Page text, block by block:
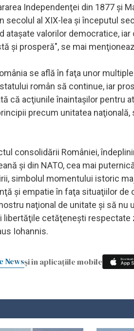
Independenţei din 1877 şi
al XIX-lea şi începutul
ataşate valorilor democratice,
şi prosperă", se mai
se află în faţa unor
român să continue, iar
că acţiunile înaintaşilor pentru
precum unitatea naţională,
consolidării României,
şi din NATO, cea mai
simbolul momentului istoric
şi empatie în faţa situaţiilor de
naţional de unitate şi să nu
libertăţile cetăţeneşti respectate
Iohannis.
Newsși în aplicațiile mobile